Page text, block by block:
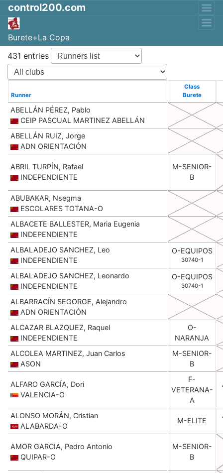
control200.com
Burete+La Copa
431 entries
Runner
Class
Burete
ABELLÁN PÉREZ, Pablo
CEIP PASCUAL MARTINEZ ABELLÁN
ABELLÁN RUIZ, Jorge
ADN ORIENTACIÓN
ABRIL TURPÍN, Rafael
INDEPENDIENTE
M-SENIOR-
B
ABUBAKAR, Nsegma
ESCOLARES TOTANA-O
ALBACETE BALLESTER, Maria Eugenia
INDEPENDIENTE
ALBALADEJO SANCHEZ, Leo
INDEPENDIENTE
O-EQUIPOS
30740-1
ALBALADEJO SANCHEZ, Leonardo
INDEPENDIENTE
O-EQUIPOS
30740-1
ALBARRACÍN SEGORGE, Alejandro
ADN ORIENTACIÓN
ALCAZAR BLAZQUEZ, Raquel
INDEPENDIENTE
O-
NARANJA
ALCOLEA MARTINEZ, Juan Carlos
ASON
M-SENIOR-
B
ALFARO GARCÍA, Dori
VALENCIA-O
F-
VETERANA-
A
ALONSO MORÁN, Cristian
ALABARDA-O
M-ELITE
AMOR GARCIA, Pedro Antonio
QUIPAR-O
M-SENIOR-
B